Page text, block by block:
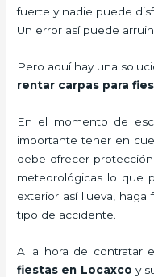
fuerte y nadie puede
Un error así puede
Pero aquí hay una
rentar carpas para
En el momento de
importante tener en
debe ofrecer
meteorológicas lo que
exterior así llueva,
tipo de accidente.
A la hora de contratar
fiestas en Locaxco y